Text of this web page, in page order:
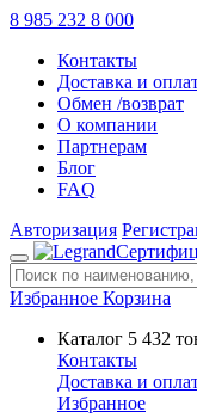
8 985 232 8 000
Контакты
Доставка и
Обмен /возврат
О компании
Партнерам
Блог
FAQ
Авторизация
Избранное Корзина
Каталог 5 432
Контакты
Доставка и
Избранное